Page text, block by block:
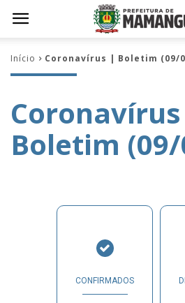
Início Coronavírus | Boletim (09/
Boletim
CONFIRMADOS